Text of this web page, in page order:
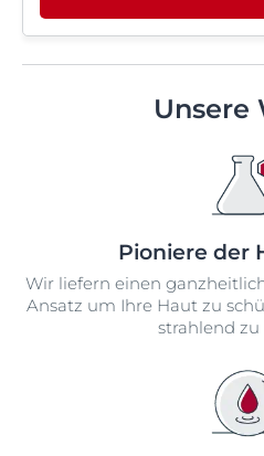
Unsere
Pioniere der
Wir liefern einen
Ansatz um Ihre Haut zu
strahlend zu